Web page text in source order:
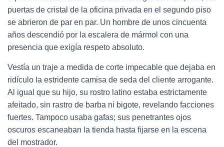
puertas de cristal de la oficina privada en el segundo piso
se abrieron de par en par. Un hombre de unos cincuenta
años descendió por la escalera de mármol con una
presencia que exigía respeto absoluto.
Vestía un traje a medida de corte impecable que dejaba en
ridículo la estridente camisa de seda del cliente arrogante.
Al igual que su hijo, su rostro latino estaba estrictamente
afeitado, sin rastro de barba ni bigote, revelando facciones
fuertes. Tampoco usaba gafas; sus penetrantes ojos
oscuros escaneaban la tienda hasta fijarse en la escena
del mostrador.